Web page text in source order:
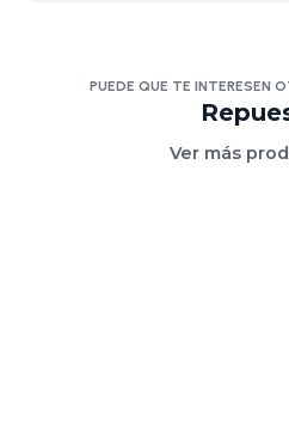
PUEDE QUE TE INTERESEN
Ver más